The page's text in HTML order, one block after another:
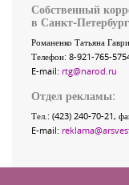
Собственный
в Санкт-
Романенко Татьяна
Телефон: 8-921-765-
E-mail: rtg@narod.ru
Отдел рекламы:
Тел.: (423) 240-70-21,
E-mail: